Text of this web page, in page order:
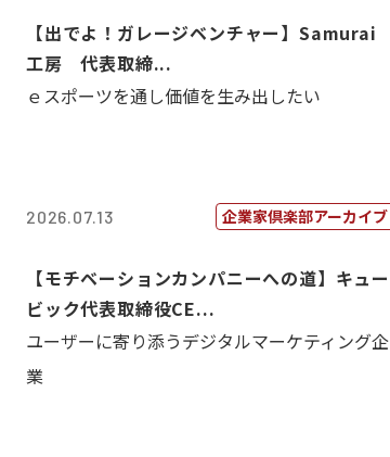
【出でよ！ガレージベンチャー】Samurai
工房 代表取締...
ｅスポーツを通し価値を生み出したい
2026.07.13 企業家倶楽部アーカイブ
【モチベーションカンパニーへの道】キュー
ビック代表取締役CE...
ユーザーに寄り添うデジタルマーケティング企
業